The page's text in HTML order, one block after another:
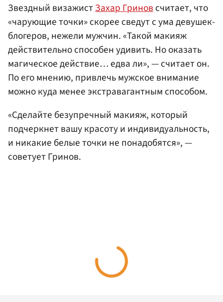
Звездный визажистЗахар Гриновсчитает, что
«чарующие точки» скорее сведут с ума девушек-
блогеров, нежели мужчин. «Такой макияж
действительно способен удивить. Но оказать
магическое действие… едва ли», — считает он.
По его мнению, привлечь мужское внимание
можно куда менее экстравагантным способом.
«Сделайте безупречный макияж, который
подчеркнет вашу красоту и индивидуальность,
и никакие белые точки не понадобятся», —
советует Гринов.